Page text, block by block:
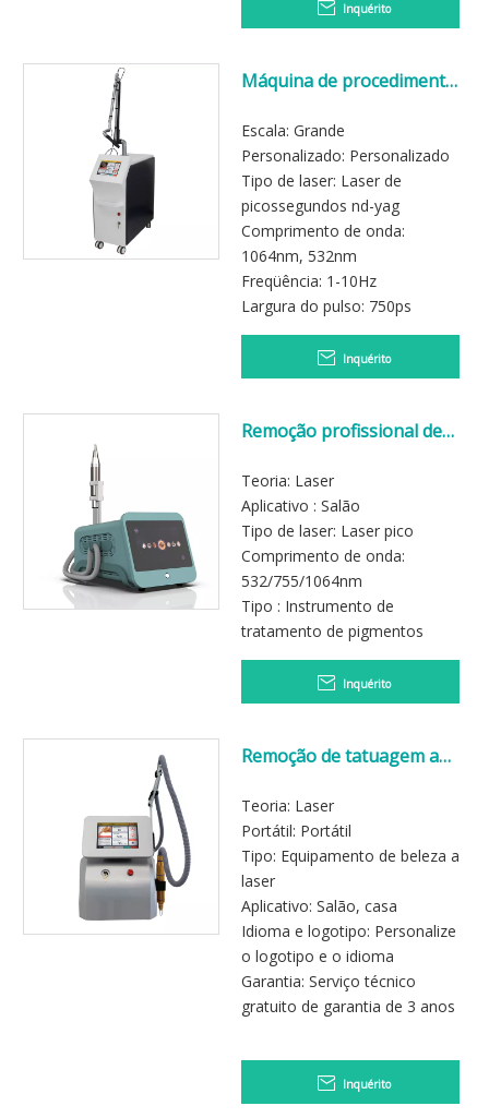
Inquérito
Máquina de procedimento
laser picoplus
Escala: Grande
Personalizado: Personalizado
Tipo de laser: Laser de
picossegundos nd-yag
Comprimento de onda:
1064nm, 532nm
Freqüência: 1-10Hz
Largura do pulso: 750ps
Inquérito
Remoção profissional de
Teoria: Laser
Aplicativo : Salão
Tipo de laser: Laser pico
Comprimento de onda:
532/755/1064nm
Tipo : Instrumento de
tratamento de pigmentos
Inquérito
Remoção de tatuagem a
picossegundos q
picossegundos
Teoria: Laser
Portátil: Portátil
Tipo: Equipamento de beleza a
laser
Aplicativo: Salão, casa
Idioma e logotipo: Personalize
o logotipo e o idioma
Garantia: Serviço técnico
gratuito de garantia de 3 anos
Inquérito